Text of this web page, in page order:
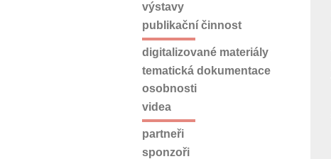
výstavy
publikační činnost
digitalizované materiály
tematická dokumentace
osobnosti
videa
partneři
sponzoři